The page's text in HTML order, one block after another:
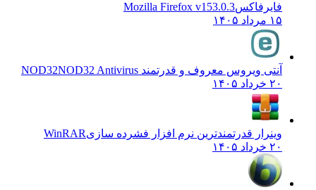
فایرفاکسMozilla Firefox v153.0.3
آنتی ویروس معروف و قدرتمند NOD32NOD32 Antivirus
وینرار قدرتمندترین نرم افزار فشرده سازیWinRAR